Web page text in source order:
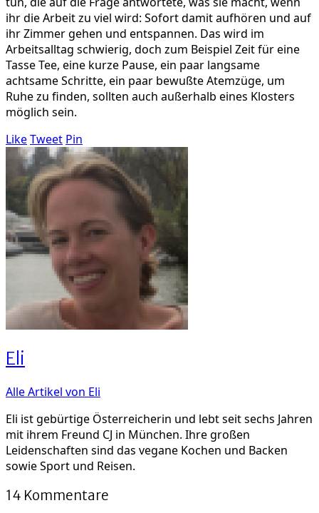
ihr die Arbeit zu viel wird: Sofort damit aufhören und auf
ihr Zimmer gehen und entspannen. Das wird im
Arbeitsalltag schwierig, doch zum Beispiel Zeit für eine
Tasse Tee, eine kurze Pause, ein paar langsame
achtsame Schritte, ein paar bewußte Atemzüge, um
Ruhe zu finden, sollten auch außerhalb eines Klosters
möglich sein.
LikeTweet Pin
Eli
Alle Artikel von Eli
Eli ist gebürtige Österreicherin und lebt seit sechs Jahren
mit ihrem Freund CJ in München. Ihre großen
Leidenschaften sind das vegane Kochen und Backen
sowie Sport und Reisen.
14 Kommentare